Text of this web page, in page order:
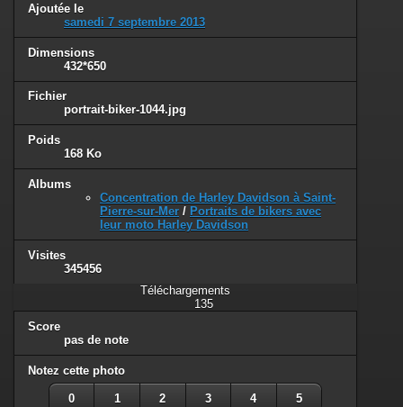
Ajoutée le
samedi 7 septembre 2013
Dimensions
432*650
Fichier
portrait-biker-1044.jpg
Poids
168 Ko
Albums
Concentration de Harley Davidson à Saint-
Pierre-sur-Mer / Portraits de bikers avec
leur moto Harley Davidson
Visites
345456
Téléchargements
135
Score
pas de note
Notez cette photo
0 1 2 3 4 5